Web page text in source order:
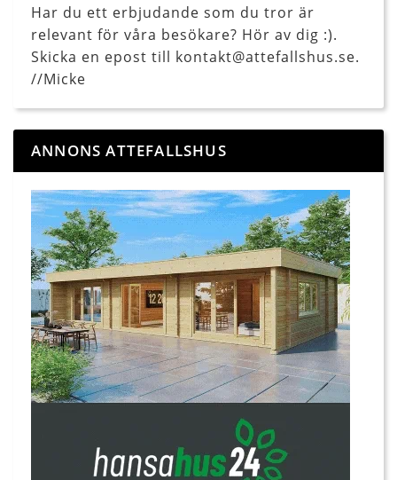
Har du ett erbjudande som du tror är
relevant för våra besökare? Hör av dig :).
Skicka en epost till kontakt@attefallshus.se.
//Micke
ANNONS ATTEFALLSHUS